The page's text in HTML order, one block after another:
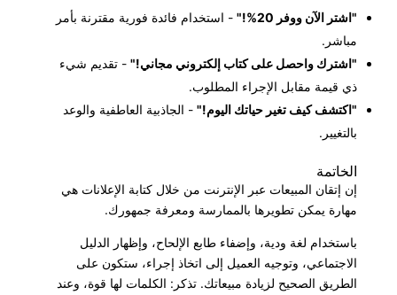
"اشتر الآن ووفر 20%!"
- استخدام فائدة فورية مقترنة بأمر
مباشر.
"اشترك واحصل على كتاب إلكتروني مجاني!"- تقديم شيء
ذي قيمة مقابل الإجراء المطلوب.
"اكتشف كيف تغير حياتك اليوم!"- الجاذبية العاطفية والوعد
بالتغيير.
الخاتمة
إن إتقان المبيعات عبر الإنترنت من خلال كتابة الإعلانات هي
مهارة يمكن تطويرها بالممارسة ومعرفة جمهورك.
باستخدام لغة ودية، وإضفاء طابع الإلحاح، وإظهار الدليل
الاجتماعي، وتوجيه العميل إلى اتخاذ إجراء، ستكون على
الطريق الصحيح لزيادة مبيعاتك. تذكر: الكلمات لها قوة، وعند